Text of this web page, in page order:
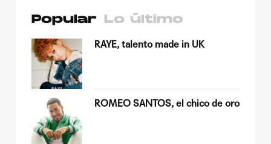
Popular Lo último
RAYE, talento made in UK
ROMEO SANTOS, el chico de oro